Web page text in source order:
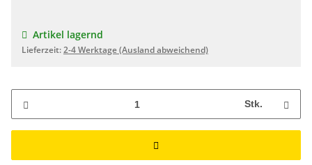
Artikel lagernd
Lieferzeit:2-4 Werktage(Ausland abweichend)
Stk.